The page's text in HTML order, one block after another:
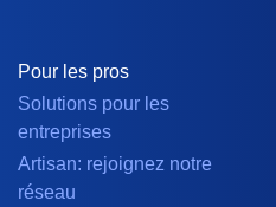
Pour les pros
Solutions pour les
entreprises
Artisan: rejoignez notre
réseau